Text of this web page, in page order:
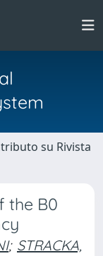
su Rivista
the B0
; STRACKA,